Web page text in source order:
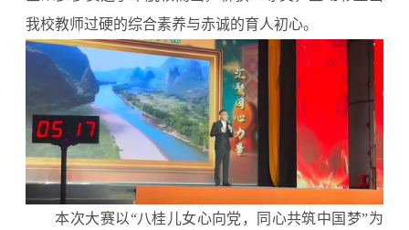
我校教师过硬的综合素养与赤诚的育人初心。
本次大赛以“八桂儿女心向党，同心共筑中国梦”为